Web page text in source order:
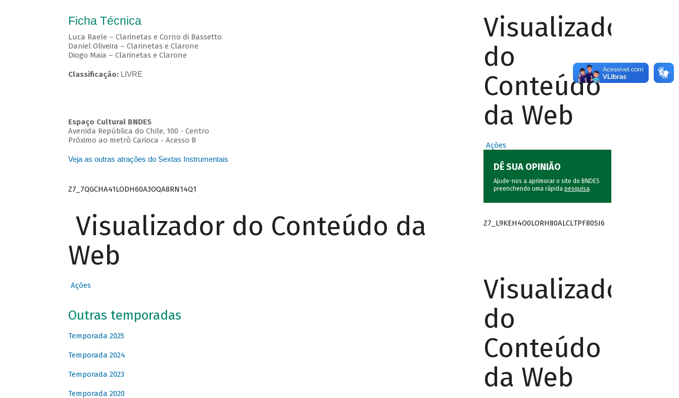
Ficha Técnica
Luca Raele – Clarinetas e Corno di Bassetto
Daniel Oliveira – Clarinetas e Clarone
Diogo Maia – Clarinetas e Clarone
Classificação: LIVRE
Espaço Cultural BNDES
Avenida República do Chile, 100 - Centro
Próximo ao metrô Carioca - Acesso B
Veja as outras atrações do Sextas Instrumentais
Z7_7QGCHA41LODH60A3OQA8RN14Q1
Visualizador do Conteúdo da
Web
Ações
Outras temporadas
Temporada 2025
Temporada 2024
Temporada 2023
Temporada 2020
Visualizador
do
Conteúdo
da Web
Ações
DÊ SUA OPINIÃO
Ajude-nos a aprimorar o site do BNDES
preenchendo uma rápida pesquisa.
Z7_L9KEH4O0LORH80ALCLTPF80SI6
Visualizador
do
Conteúdo
da Web